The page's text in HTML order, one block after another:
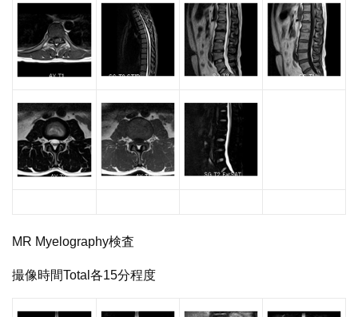
MR Myelography検査
撮像時間Total各15分程度